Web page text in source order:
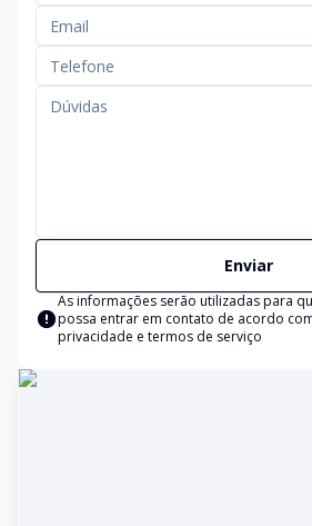
Enviar
As informações serão utilizadas para
possa entrar em contato de acordo
privacidade e termos de serviço